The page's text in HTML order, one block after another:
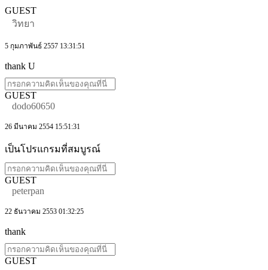
GUEST
วิทยา
5 กุมภาพันธ์ 2557 13:31:51
thank U
GUEST
dodo60650
26 มีนาคม 2554 15:51:31
เป็นโปรแกรมที่สมบูรณ์
GUEST
peterpan
22 ธันวาคม 2553 01:32:25
thank
GUEST